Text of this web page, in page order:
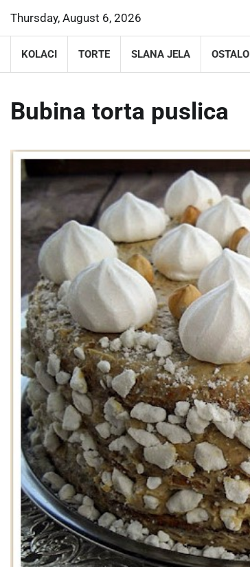
content
Thursday, August 6, 2026
KOLACI TORTE SLANA JELA OSTALO
Bubina torta puslica